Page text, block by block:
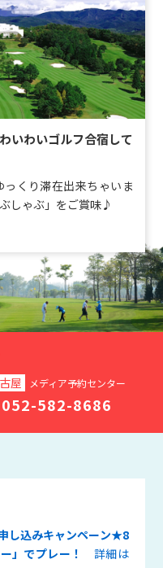
いわいゴルフ合宿して
くり滞在出来ちゃいま
しゃぶ」をご賞味♪
屋 メディア予約センター
052-582-8686
し込みキャンペーン★8
」でプレー！
詳細は